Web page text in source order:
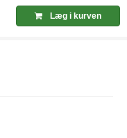
Læg i kurven